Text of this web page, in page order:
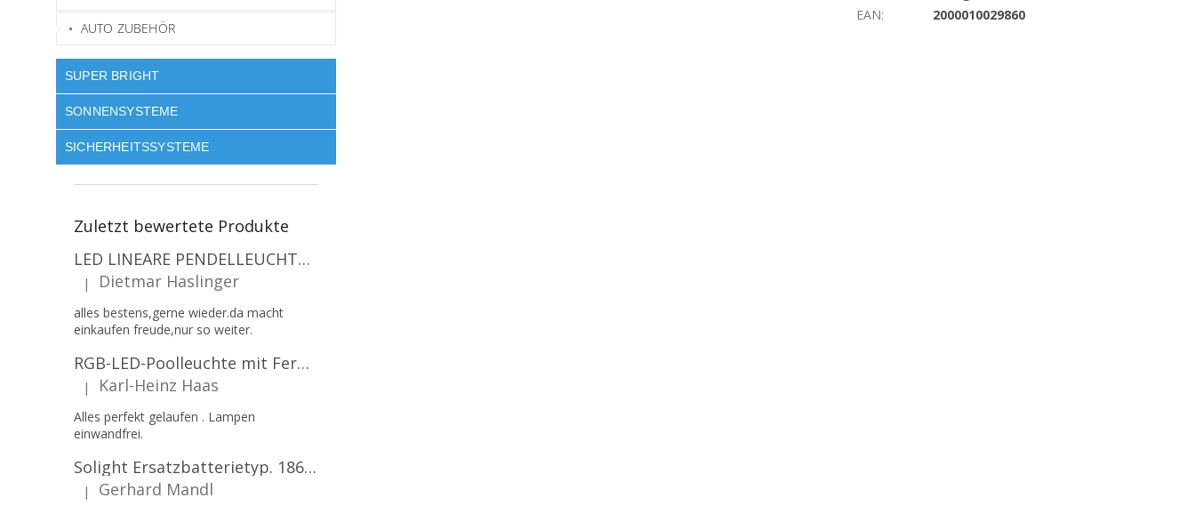
AUTO ZUBEHÖR
SUPER BRIGHT
SONNENSYSTEME
SICHERHEITSSYSTEME
Zuletzt bewertete Produkte
LED LINEARE PENDELLEUCHTE EXECULINE 120CM, 30W, 3750LM, 96°, 4000K, IP20, WEISS [207806]
Die Produktbewertung beträgt 5 von 5 Sternen.
| Dietmar Haslinger
alles bestens,gerne wieder.da macht
einkaufen freude,nur so weiter.
RGB-LED-Poolleuchte mit Fernbedienung, 12W, 1260lm, PAR56, 12V, 1+1 gratis!
Die Produktbewertung beträgt 5 von 5 Sternen.
| Karl-Heinz Haas
Alles perfekt gelaufen . Lampen
einwandfrei.
Solight Ersatzbatterietyp. 18650, 3,7 V, Li-Ion, 2200 mAh [WN900]
Die Produktbewertung beträgt 5 von 5 Sternen.
| Gerhard Mandl
EAN: 2000010029860